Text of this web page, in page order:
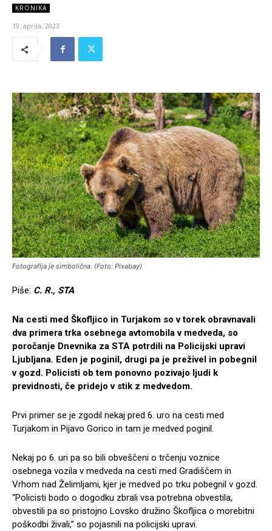
KRONIKA
19. aprila, 2023
Fotografija je simbolična. (Foto: Pixabay)
Piše: C. R., STA
Na cesti med Škofljico in Turjakom so v torek obravnavali
dva primera trka osebnega avtomobila v medveda, so
poročanje Dnevnika za STA potrdili na Policijski upravi
Ljubljana. Eden je poginil, drugi pa je preživel in pobegnil
v gozd. Policisti ob tem ponovno pozivajo ljudi k
previdnosti, če pridejo v stik z medvedom.
Prvi primer se je zgodil nekaj pred 6. uro na cesti med
Turjakom in Pijavo Gorico in tam je medved poginil.
Nekaj po 6. uri pa so bili obveščeni o trčenju voznice
osebnega vozila v medveda na cesti med Gradiščem in
Vrhom nad Želimljami, kjer je medved po trku pobegnil v gozd.
“Policisti bodo o dogodku zbrali vsa potrebna obvestila,
obvestili pa so pristojno Lovsko družino Škofljica o morebitni
poškodbi živali,” so pojasnili na policijski upravi.